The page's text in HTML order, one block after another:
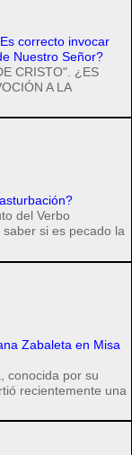
correcto invocar
Nuestro Señor?
CRISTO". ¿ES
A LA
del Verbo
si es pecado la
Zabaleta en Misa
conocida por su
recientemente una